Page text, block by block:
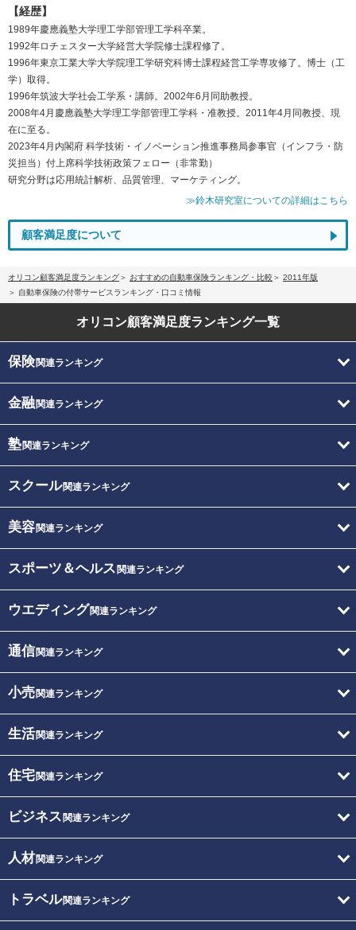
【経歴】
1989年慶應義塾大学理工学部管理工学科卒業。
1992年ロチェスター大学経営大学院修士課程修了。
1996年東京工業大学大学院理工学研究科博士課程経営工学専攻修了。博士（工
学）取得。
1996年筑波大学社会工学系・講師。2002年6月同助教授。
2008年4月慶應義塾大学理工学部管理工学科・准教授。2011年4月同教授、現
在に至る。
2023年4月内閣府 科学技術・イノベーション推進事務局参事官（インフラ・防
災担当）付上席科学技術政策フェロー（非常勤）
研究分野は応用統計解析、品質管理、マーケティング。
≫鈴木研究室についての詳細はこちら
顧客満足度について
オリコン顧客満足度ランキング おすすめの自動車保険ランキング・比較
2011年版
自動車保険の付帯サービスランキング・口コミ情報
オリコン顧客満足度ランキング一覧
保険関連ランキング
金融関連ランキング
塾関連ランキング
スクール関連ランキング
美容関連ランキング
スポーツ＆ヘルス 関連ランキング
ウエディング関連ランキング
通信関連ランキング
小売関連ランキング
生活関連ランキング
住宅関連ランキング
ビジネス 関連ランキング
人材関連ランキング
トラベル関連ランキング